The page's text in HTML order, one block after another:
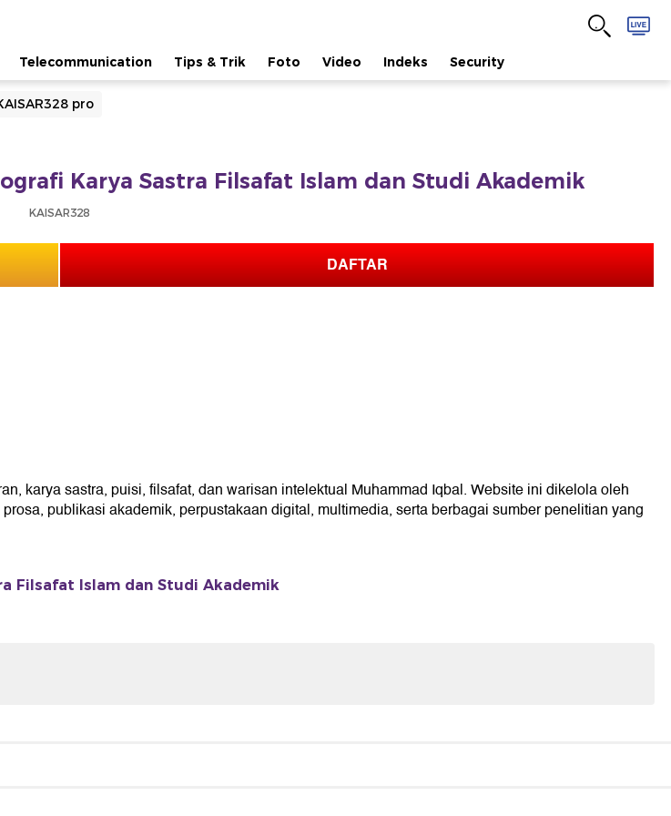
Telecommunication Tips & Trik Foto Video Indeks Security
pro
Karya Sastra Filsafat Islam dan Studi Akademik
KAISAR328
DAFTAR
karya sastra, puisi, filsafat, dan warisan intelektual Muhammad Iqbal. Website ini dikelola oleh
publikasi akademik, perpustakaan digital, multimedia, serta berbagai sumber penelitian yang
Filsafat Islam dan Studi Akademik